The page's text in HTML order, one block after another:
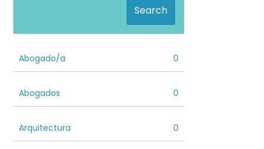
Search
Abogado/a 0
Abogados 0
Arquitectura 0